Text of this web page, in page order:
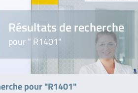
Résultats de recherche
pour " R1401"
pour "R1401"